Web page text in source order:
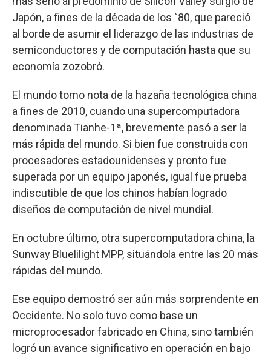
Japón, a fines de la década de los `80, que pareció
al borde de asumir el liderazgo de las industrias de
semiconductores y de computación hasta que su
economía zozobró.
El mundo tomo nota de la hazaña tecnológica china
a fines de 2010, cuando una supercomputadora
denominada Tianhe-1ª, brevemente pasó a ser la
más rápida del mundo. Si bien fue construida con
procesadores estadounidenses y pronto fue
superada por un equipo japonés, igual fue prueba
indiscutible de que los chinos habían logrado
diseños de computación de nivel mundial.
En octubre último, otra supercomputadora china, la
Sunway Bluelilight MPP, situándola entre las 20 más
rápidas del mundo.
Ese equipo demostró ser aún más sorprendente en
Occidente. No solo tuvo como base un
microprocesador fabricado en China, sino también
logró un avance significativo en operación en bajo